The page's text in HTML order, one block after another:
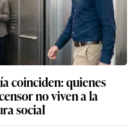
coinciden: quienes
no viven a la
social